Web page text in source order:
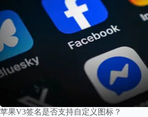
苹果V3签名是否支持自定义图标？